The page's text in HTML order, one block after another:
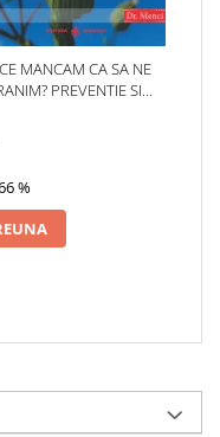
MANCAM CA SA NE
PREVENTIE SI
SI IN
%